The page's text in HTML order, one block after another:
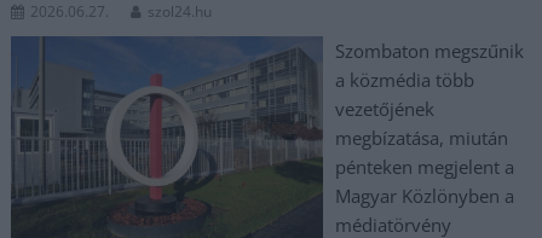
2026.06.27. szol24.hu
Szombaton megszűnik
a közmédia több
vezetőjének
megbízatása, miután
pénteken megjelent a
Magyar Közlönyben a
médiatörvény